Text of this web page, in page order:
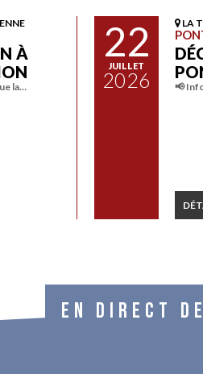
À
la…
22
JUILLET
2026
LA
📢
EN DIRECT